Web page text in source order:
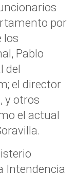
por
los
Pablo
del
el director
y otros
el actual
Intendencia